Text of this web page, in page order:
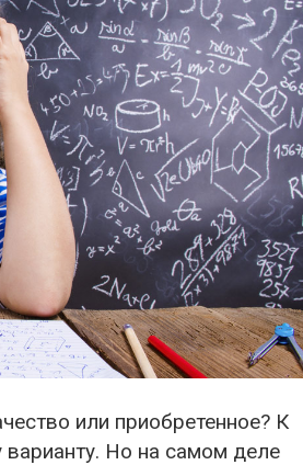
или приобретенное? К
Но на самом деле